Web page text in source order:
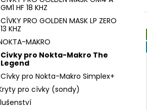
GM1 HF 18 KHZ
CÍVKY PRO GOLDEN MASK LP ZERO
13 KHZ
MAKRO
Cívky pro Nokta-Makro The
Legend
Cívky pro Nokta-Makro Simplex+
pro cívky (sondy)
KOVU MINELAB EQUINOX 900
MINELAB PRO-FIND
Kč